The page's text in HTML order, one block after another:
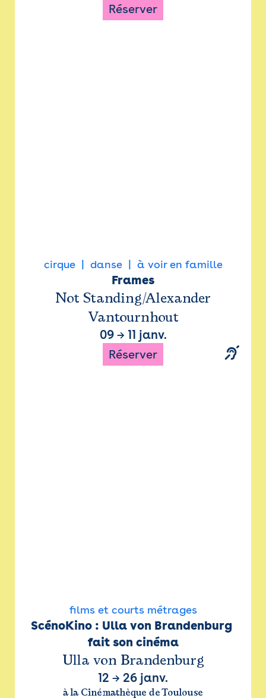
Réserver
cirque danse à voir en famille
Frames
Not Standing/Alexander
Vantournhout
09→ 11 janv.
Réserver
films et courts métrages
ScénoKino : Ulla von Brandenburg
fait son cinéma
Ulla von Brandenburg
12 → 26 janv.
à la Cinémathèque de Toulouse